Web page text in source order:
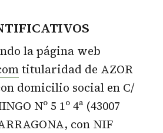
la página web
titularidad de AZOR
domicilio social en C/
Nº 5 1º 4ª (43007
con NIF